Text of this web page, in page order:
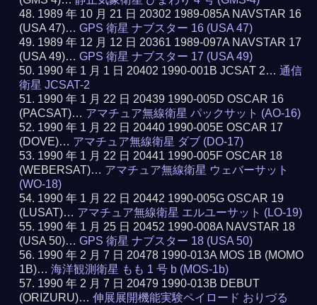
1989 年 10 月 21 日 20302 1989-085A NAVSTAR 16
(USA 47)…GPS 衛星 ナブスター 16 (USA 47)
1989 年 12 月 12 日 20361 1989-097A NAVSTAR 17
(USA 49)…GPS 衛星 ナブスター 17 (USA 49)
1990 年 1 月 1 日 20402 1990-001B JCSAT 2…通信
衛星 JCSAT-2
1990 年 1 月 22 日 20439 1990-005D OSCAR 16
(PACSAT)… アマチュア無線衛星 パックサット (AO-16)
1990 年 1 月 22 日 20440 1990-005E OSCAR 17
(DOVE)… アマチュア無線衛星 ダブ (DO-17)
1990 年 1 月 22 日 20441 1990-005F OSCAR 18
(WEBERSAT)… アマチュア無線衛星 ウェバーサット
(WO-18)
1990 年 1 月 22 日 20442 1990-005G OSCAR 19
(LUSAT)… アマチュア無線衛星 エルユーサット (LO-19)
1990 年 1 月 25 日 20452 1990-008A NAVSTAR 18
(USA 50)…GPS 衛星 ナブスター 18 (USA 50)
1990 年 2 月 7 日 20478 1990-013A MOS 1B (MOMO
1B)…海洋観測衛星 もも 1 号 b (MOS-1b)
1990 年 2 月 7 日 20479 1990-013B DEBUT
(ORIZURU)…伸展展開機能実験ペイロード おりづる